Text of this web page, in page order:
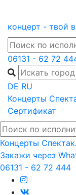
content
концерт - твой
06131 - 62 72
DE RU
Концерты
Сертификат
Концерты
Закажи через
06131 - 62 72 444